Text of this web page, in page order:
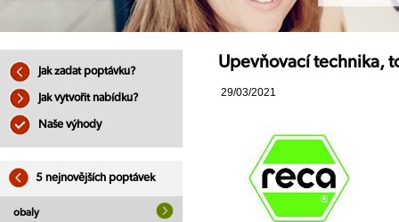
Jak zadat poptávku?
Jak vytvořit nabídku?
Naše výhody
5 nejnovějších poptávek
obaly
Upevňovací technika,
29/03/2021